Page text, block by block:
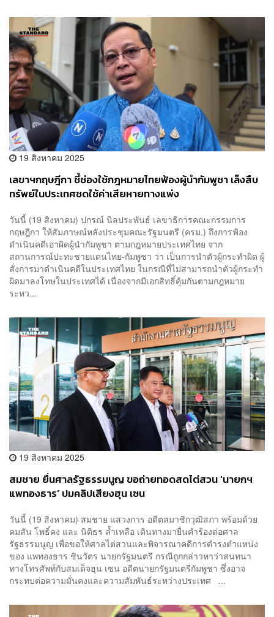
19 สิงหาคม 2025
เลขาฯกฤษฎีกา ชี้ช่องใช้กฎหมายไทยฟ้องผู้นำกัมพูชา เล็งสืบ
ทรัพย์ในประเทศชดใช้ค่าเสียหายทางแพ่ง
วันนี้ (19 สิงหาคม) ปกรณ์ นิลประพันธ์ เลขาธิการคณะกรรมการ
กฤษฎีกา ให้สัมภาษณ์หลังประชุมคณะรัฐมนตรี (ครม.) ถึงการฟ้อง
ดำเนินคดีเอาผิดผู้นำกัมพูชา ตามกฎหมายประเทศไทย จาก
สถานการณ์ปะทะชายแดนไทย-กัมพูชา ว่า เป็นการนำตัวผู้กระทำผิด ผู้
สั่งการมาดำเนินคดีในประเทศไทย ในกรณีที่ไม่สามารถนำตัวผู้กระทำ
ผิดมาลงโทษในประเทศได้ เนื่องจากมีเอกสิทธิ์คุ้มกันตามกฎหมาย
ระหว...
19 สิงหาคม 2025
สมชาย ยื่นศาลรัฐธรรมนูญ ขอถ่ายทอดสดไต่สวน ‘นายกฯ
แพทองธาร’ ปมคลิปเสียงฮุน เซน
วันนี้ (19 สิงหาคม) สมชาย แสวงการ อดีตสมาชิกวุฒิสภา พร้อมด้วย
คมสัน โพธิ์คง และ นิติธร ล้ำเหลือ เดินทางมายื่นคำร้องต่อศาล
รัฐธรรมนูญ เพื่อขอให้ศาลไต่สวนและพิจารณาคดีการดำรงตำแหน่ง
ของ แพทองธาร ชินวัตร นายกรัฐมนตรี กรณีถูกกล่าวหาว่าสนทนา
ทางโทรศัพท์กับสมเด็จฮุน เซน อดีตนายกรัฐมนตรีกัมพูชา ซึ่งอาจ
กระทบต่อความมั่นคงและความสัมพันธ์ระหว่างประเทศ ...